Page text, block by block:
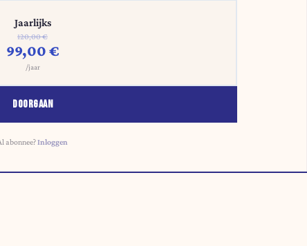
Jaarlijks
120,00 €
99,00 €
/jaar
DOORGAAN
abonnee?Inloggen